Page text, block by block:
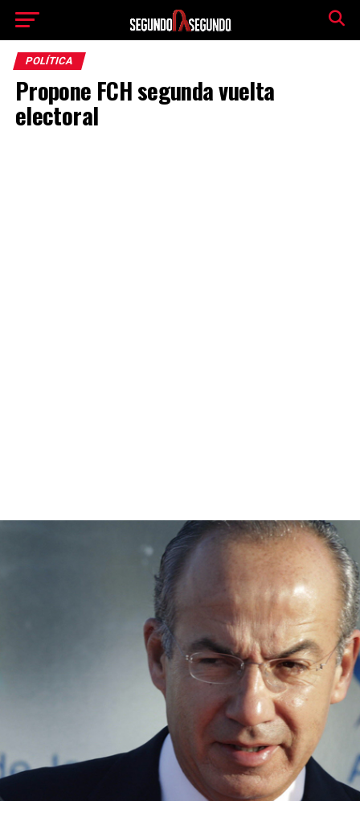
POLÍTICA
Propone FCH segunda vuelta
electoral